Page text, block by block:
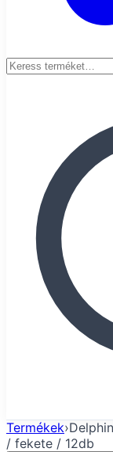
Termékek›
/ fekete / 12db